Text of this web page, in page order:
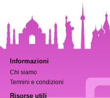
Informazioni
Chi siamo
Termini e condizioni
Risorse utili